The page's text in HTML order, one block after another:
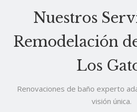
Nuestros
Remodelación
Los
Renovaciones de baño experto
visión única.